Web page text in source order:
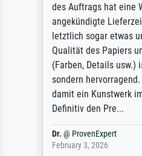
des Auftrags hat eine
angekündigte
letztlich sogar etwas
Qualität des Papiers
(Farben, Details usw.)
sondern
damit ein Kunstwerk
Definitiv den Pre...
Dr.@ ProvenExpert
February 3, 2026